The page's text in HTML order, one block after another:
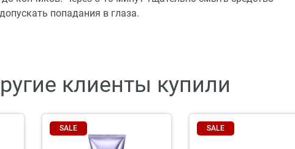
попадания в глаза.
клиенты купили
SALE SALE